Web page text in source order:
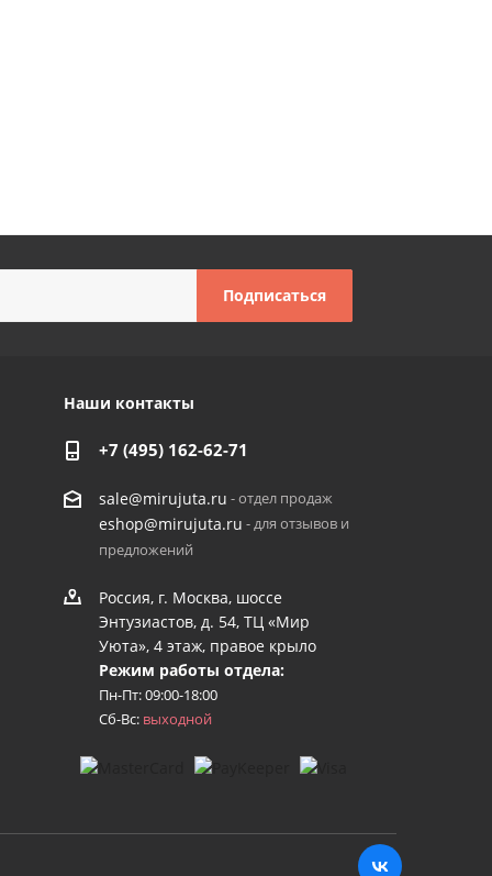
Наши контакты
+7 (495) 162-62-71
sale@mirujuta.ru - отдел продаж
eshop@mirujuta.ru - для отзывов и
предложений
Россия, г. Москва, шоссе
Энтузиастов, д. 54, ТЦ «Мир
Уюта», 4 этаж, правое крыло
Режим работы отдела:
Пн-Пт: 09:00-18:00
Сб-Вс: выходной